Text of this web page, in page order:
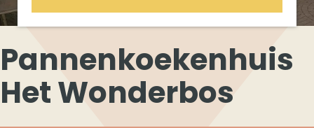
Pannenkoekenhuis
Het Wonderbos